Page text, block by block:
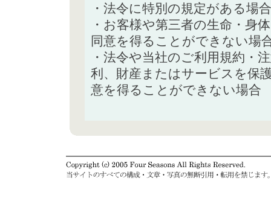
・法令に特別の規定がある場合
・お客様や第三者の生命・身
同意を得ることができない場
・法令や当社のご利用規約・
利、財産またはサービスを保
意を得ることができない場合